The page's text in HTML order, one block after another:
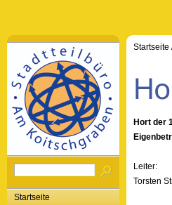
Startseite
Startseite
Hort der
Leiter:
Torsten